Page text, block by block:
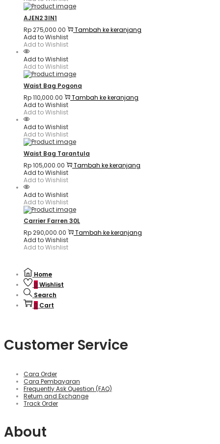
AJEN2 3IN1
Rp275,000.00
Tambah ke keranjang
Add to Wishlist
Add to Wishlist
Add to Wishlist
Add to Wishlist
Waist Bag Pogona
Rp110,000.00
Tambah ke keranjang
Add to Wishlist
Add to Wishlist
Add to Wishlist
Add to Wishlist
Waist Bag Tarantula
Rp105,000.00
Tambah ke keranjang
Add to Wishlist
Add to Wishlist
Add to Wishlist
Add to Wishlist
Carrier Farren 30L
Rp290,000.00
Tambah ke keranjang
Add to Wishlist
Add to Wishlist
Home
0 Wishlist
Search
0 Cart
Customer Service
Cara Order
Cara Pembayaran
Frequently Ask Question (FAQ)
Return and Exchange
Track Order
About